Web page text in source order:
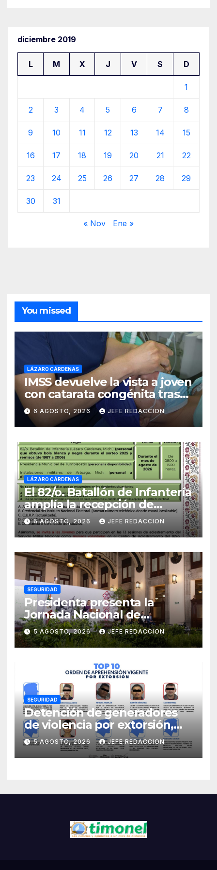
diciembre 2019
L M X J V S D
1
2 3 4 5 6 7 8
9 10 11 12 13 14 15
16 17 18 19 20 21 22
23 24 25 26 27 28 29
30 31
« Nov Ene »
You missed
LÁZARO CÁRDENAS
IMSS devuelve la vista a joven
con catarata congénita tras
23 años de limitación visual
6 AGOSTO, 2026 JEFE REDACCION
LÁZARO CÁRDENAS
El 82/o. Batallón de Infantería
amplía la recepción de
documentos para obtener La
Catilla del Servicio Militar
Nacional
6 AGOSTO, 2026 JEFE REDACCION
SEGURIDAD
Presidenta presenta la
Jornada Nacional de
Reforestación 2026; se
realizará el 9 de agosto y se
plantarán 6.6 millones de
árboles y plantas
5 AGOSTO, 2026 JEFE REDACCION
SEGURIDAD
Detención de generadores
de violencia por extorsión,
pilar de la estrategia estatal:
SSP
5 AGOSTO, 2026 JEFE REDACCION